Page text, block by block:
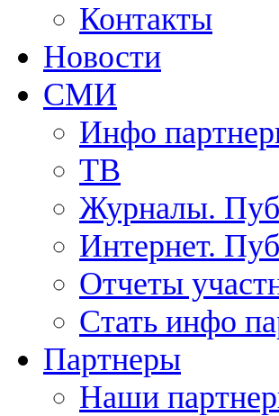
Контакты
Новости
СМИ
Инфо
ТВ
Журналы.
Интернет.
Отчеты
Стать инфо
Партнеры
Наши